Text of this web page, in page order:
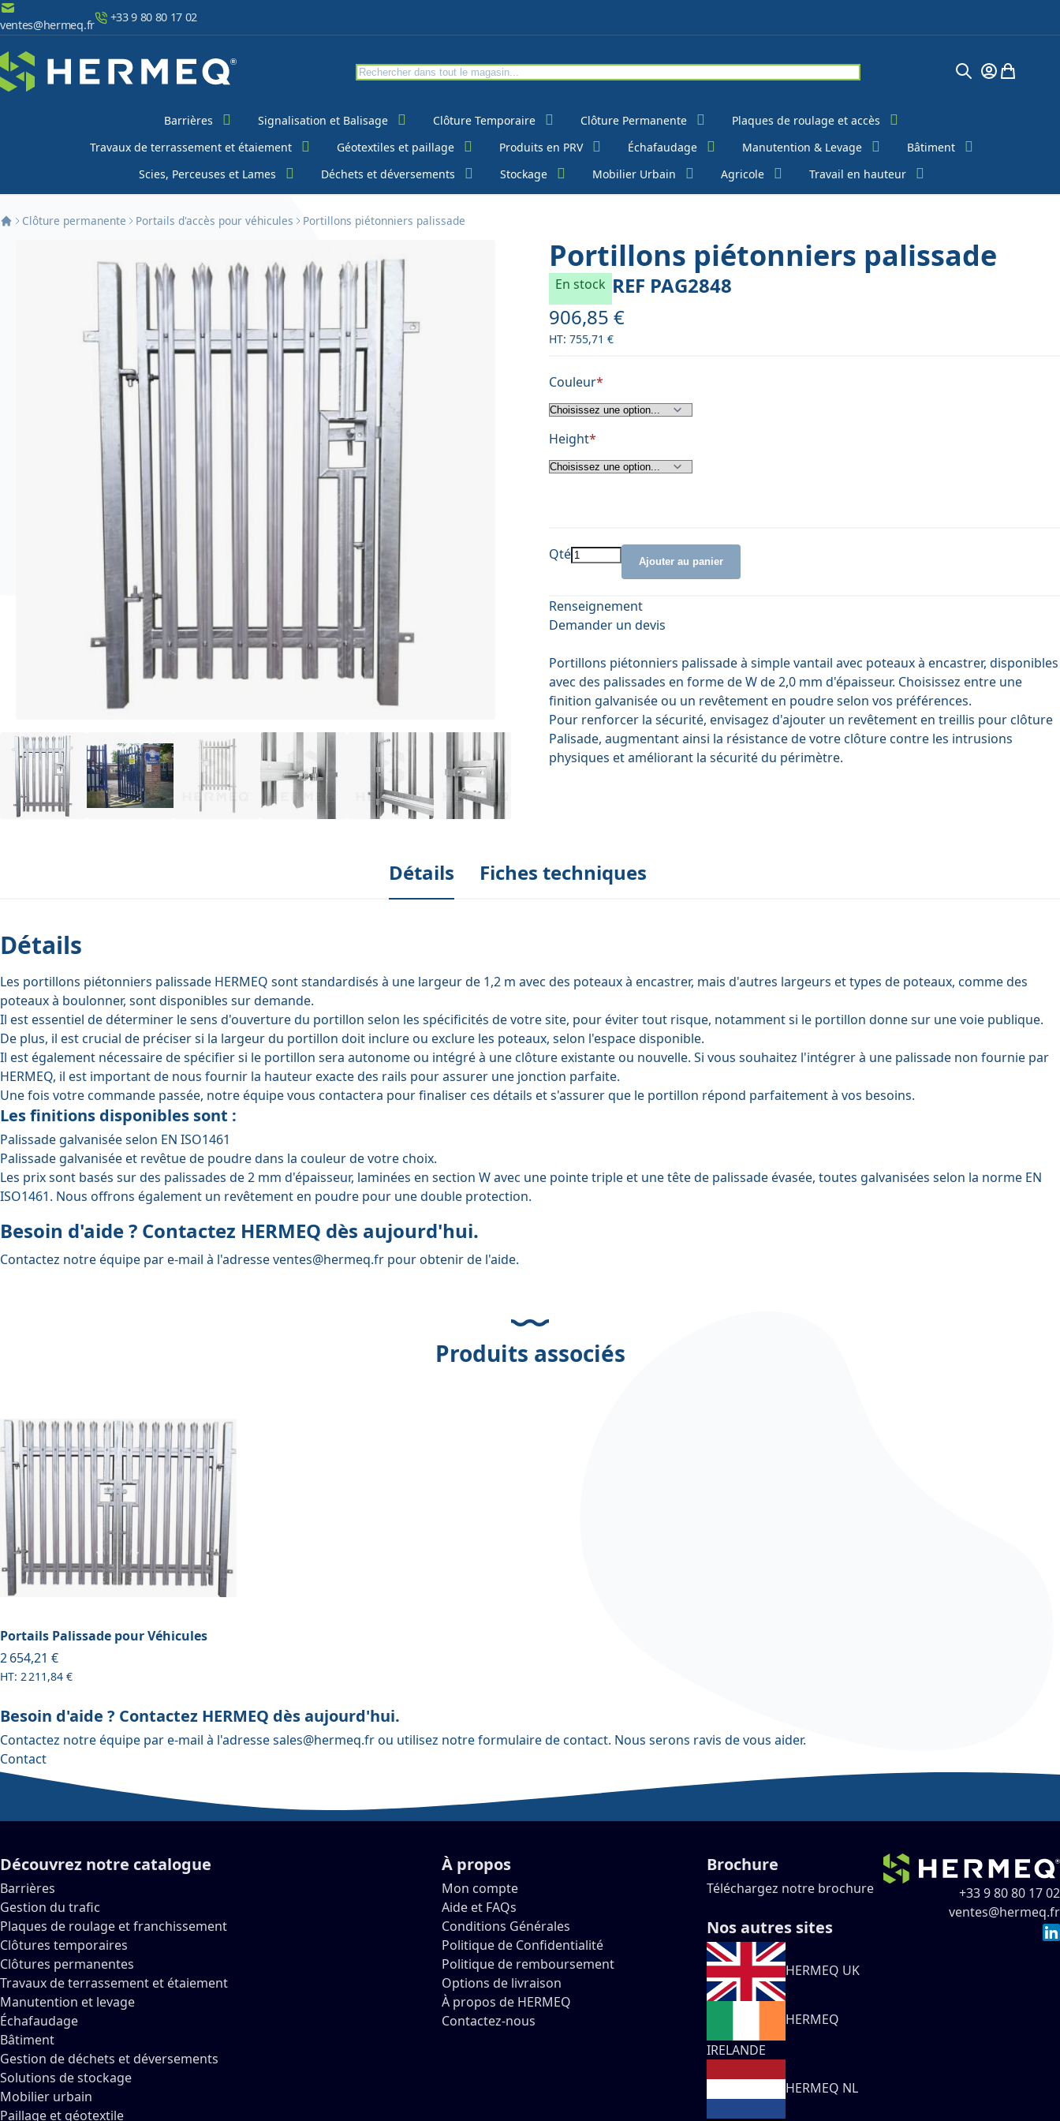
Aller au contenu
ventes@hermeq.fr
+33 9 80 80 17 02
Chercher
Mon Compte
Mon
Barrières Signalisation et Balisage Clôture Temporaire Clôture Permanente
Plaques de roulage et accès
Travaux de terrassement et étaiement
Géotextiles et paillage Produits en PRV Échafaudage Manutention & Levage
Bâtiment
Scies, Perceuses et Lames
Déchets et déversements Stockage Mobilier Urbain Agricole Travail en hauteur
Clôture permanente Portails d'accès pour véhicules Portillons piétonniers palissade
Portillons piétonniers palissade
En stock REF PAG2848
À partir de
906,85 €
755,71 €
Couleur
Height
Qté Ajouter au panier
Renseignement
Demander un devis
Portillons piétonniers palissade à simple vantail avec poteaux à encastrer, disponibles
avec des palissades en forme de W de 2,0 mm d'épaisseur. Choisissez entre une
finition galvanisée ou un revêtement en poudre selon vos préférences.
Pour renforcer la sécurité, envisagez d'ajouter un revêtement en treillis pour clôture
Palisade, augmentant ainsi la résistance de votre clôture contre les intrusions
physiques et améliorant la sécurité du périmètre.
Détails
Détails
Les portillons piétonniers palissade HERMEQ sont standardisés à une largeur de 1,2 m avec des poteaux à encastrer, mais d'autres largeurs et types de poteaux, comme des
poteaux à boulonner, sont disponibles sur demande.
Il est essentiel de déterminer le sens d'ouverture du portillon selon les spécificités de votre site, pour éviter tout risque, notamment si le portillon donne sur une voie publique.
De plus, il est crucial de préciser si la largeur du portillon doit inclure ou exclure les poteaux, selon l'espace disponible.
Il est également nécessaire de spécifier si le portillon sera autonome ou intégré à une clôture existante ou nouvelle. Si vous souhaitez l'intégrer à une palissade non fournie par
HERMEQ, il est important de nous fournir la hauteur exacte des rails pour assurer une jonction parfaite.
Une fois votre commande passée, notre équipe vous contactera pour finaliser ces détails et s'assurer que le portillon répond parfaitement à vos besoins.
Les finitions disponibles sont :
Palissade galvanisée selon EN ISO1461
Palissade galvanisée et revêtue de poudre dans la couleur de votre choix.
Les prix sont basés sur des palissades de 2 mm d'épaisseur, laminées en section W avec une pointe triple et une tête de palissade évasée, toutes galvanisées selon la norme EN
ISO1461. Nous offrons également un revêtement en poudre pour une double protection.
Besoin d'aide ? Contactez HERMEQ dès aujourd'hui.
Contactez notre équipe par e-mail à l'adresseventes@hermeq.fr pour obtenir de l'aide.
Fiches techniques
Produits associés
Portails Palissade pour Véhicules
À partir de
2 654,21 €
2 211,84 €
Besoin d'aide ? Contactez HERMEQ dès aujourd'hui.
Contactez notre équipe par e-mail à l'adressesales@hermeq.frou utilisez notreformulaire de contact. Nous serons ravis de vous aider.
Contact
Découvrez notre catalogue
Barrières
Gestion du trafic
Plaques de roulage et franchissement
Clôtures temporaires
Clôtures permanentes
Travaux de terrassement et étaiement
Manutention et levage
Échafaudage
Bâtiment
Gestion de déchets et déversements
Solutions de stockage
Mobilier urbain
Paillage et géotextile
À propos
Mon compte
Aide et FAQs
Conditions Générales
Politique de Confidentialité
Politique de remboursement
Options de livraison
À propos de HERMEQ
Contactez-nous
Brochure
Téléchargez notre brochure
Nos autres sites
HERMEQ UK
HERMEQ
IRELANDE
HERMEQ NL
+33 9 80 80 17 02
ventes@hermeq.fr